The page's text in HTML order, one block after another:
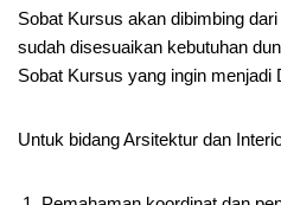
Sobat Kursus akan dibimbing
sudah disesuaikan kebutuhan
Sobat Kursus yang ingin menjadi
Untuk bidang Arsitektur dan